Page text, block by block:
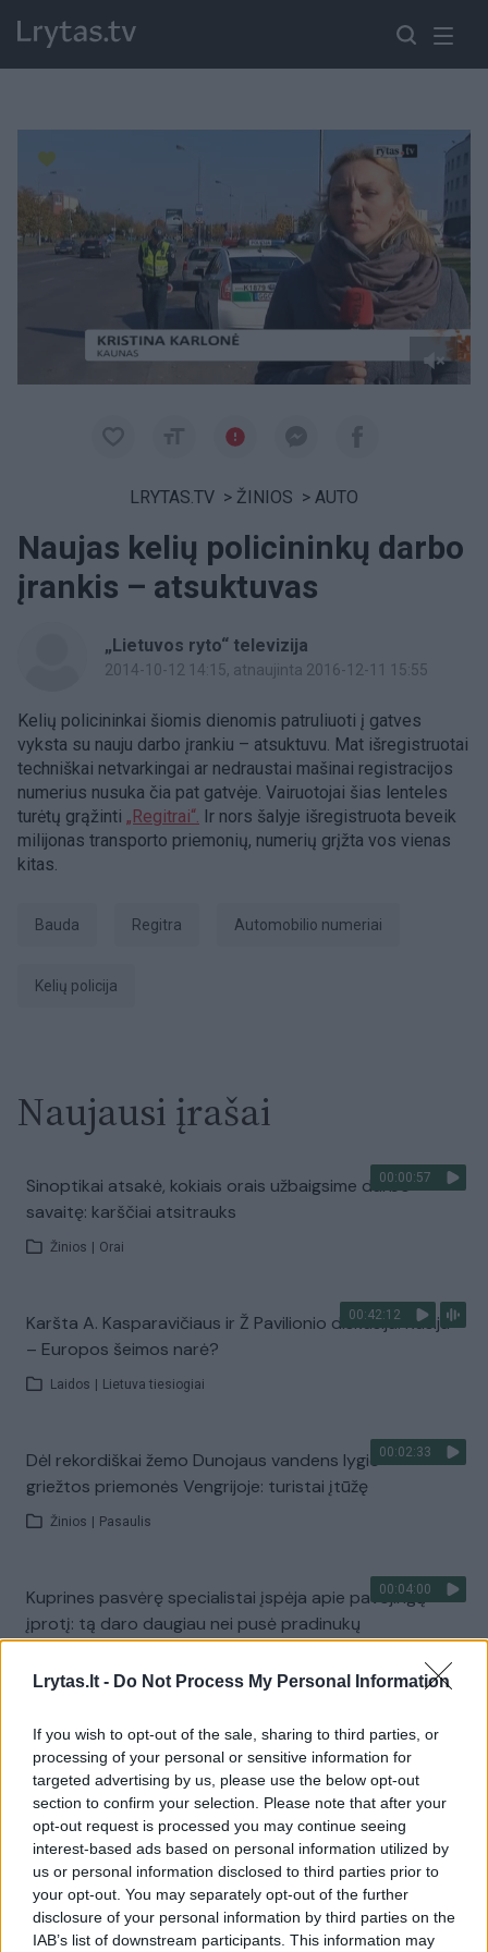
Lrytas.lt - Do Not Process My Personal Information
If you wish to opt-out of the sale, sharing to third parties, or
processing of your personal or sensitive information for
targeted advertising by us, please use the below opt-out
section to confirm your selection. Please note that after your
opt-out request is processed you may continue seeing
interest-based ads based on personal information utilized by
us or personal information disclosed to third parties prior to
your opt-out. You may separately opt-out of the further
disclosure of your personal information by third parties on the
IAB’s list of downstream participants. This information may
LRYTAS.TV > ŽINIOS > AUTO
Naujas kelių policininkų darbo
įrankis – atsuktuvas
„Lietuvos ryto“ televizija
2014-10-12 14:15, atnaujinta 2016-12-11 15:55
Kelių policininkai šiomis dienomis patruliuoti į gatves
vyksta su nauju darbo įrankiu – atsuktuvu. Mat išregistruotai
techniškai netvarkingai ar nedraustai mašinai registracijos
numerius nusuka čia pat gatvėje. Vairuotojai šias lenteles
turėtų grąžinti „Regitrai“. Ir nors šalyje išregistruota beveik
milijonas transporto priemonių, numerių grįžta vos vienas
kitas.
Bauda Regitra automobilio numeriai
Kelių policija
Naujausi įrašai
00:00:57
Sinoptikai atsakė, kokiais orais užbaigsime darbo
savaitę: karščiai atsitrauks
Žinios Orai
00:42:12
Karšta A. Kasparavičiaus ir Ž Pavilionio diskusija: Rusija
– Europos šeimos narė?
Laidos Lietuva tiesiogiai
00:02:33
Dėl rekordiškai žemo Dunojaus vandens lygio –
griežtos priemonės Vengrijoje: turistai įtūžę
Žinios Pasaulis
00:04:00
Kuprines pasvėrę specialistai įspėja apie pavojingą
įprotį: tą daro daugiau nei pusė pradinukų
Visi įrašai
Žiūrimiausi įrašai
Vaizdai iš tragiškos avarijos Vilniaus r.: dviejų moterų ir
vaiko gyvybių išgelbėti nepavyko